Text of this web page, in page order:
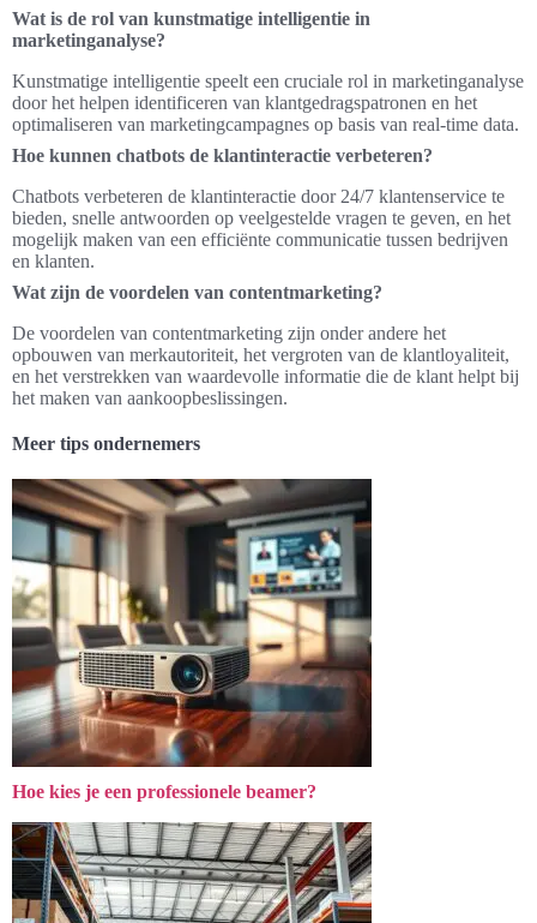
Wat is de rol van kunstmatige intelligentie in
marketinganalyse?
Kunstmatige intelligentie speelt een cruciale rol in marketinganalyse
door het helpen identificeren van klantgedragspatronen en het
optimaliseren van marketingcampagnes op basis van real-time data.
Hoe kunnen chatbots de klantinteractie verbeteren?
Chatbots verbeteren de klantinteractie door 24/7 klantenservice te
bieden, snelle antwoorden op veelgestelde vragen te geven, en het
mogelijk maken van een efficiënte communicatie tussen bedrijven
en klanten.
Wat zijn de voordelen van contentmarketing?
De voordelen van contentmarketing zijn onder andere het
opbouwen van merkautoriteit, het vergroten van de klantloyaliteit,
en het verstrekken van waardevolle informatie die de klant helpt bij
het maken van aankoopbeslissingen.
Meer tips ondernemers
Hoe kies je een professionele beamer?